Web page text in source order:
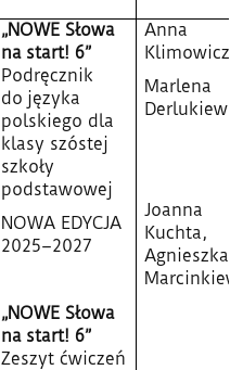
„NOWE Słowa
na start! 6”
Podręcznik
do języka
polskiego dla
klasy szóstej
szkoły
podstawowej
NOWA EDYCJA
2025–2027
„NOWE Słowa
na start! 6”
Zeszyt ćwiczeń
Anna
Klimowicz,
Marlena
Joanna
Kuchta,
Agnieszka